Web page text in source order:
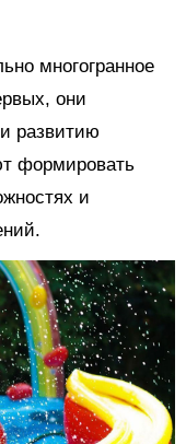
многогранное
они
развитию
формировать
и